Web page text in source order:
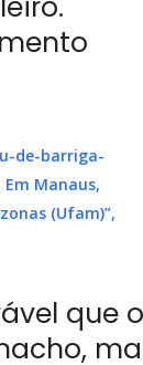
de-barriga-
Manaus,
(Ufam)”,
que o